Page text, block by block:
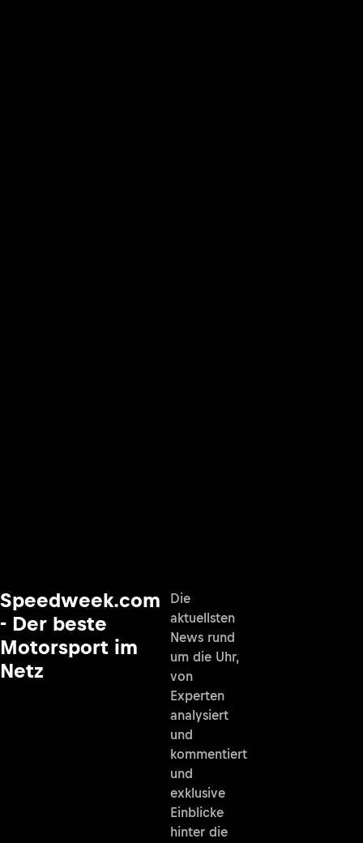
Speedweek.com
- Der beste
Motorsport im
Netz
Die
aktuellsten
News rund
um die Uhr,
von
Experten
analysiert
und
kommentiert
und
exklusive
Einblicke
hinter die